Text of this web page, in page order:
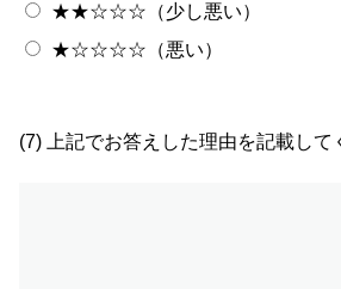
★★☆☆☆（少し悪い）
★☆☆☆☆（悪い）
(7) 上記でお答えした理由を記載して